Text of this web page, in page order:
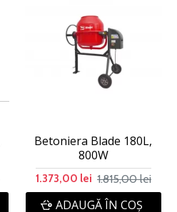
Betoniera Blade 180L,
800W
1.373,00 lei 1.815,00 lei
ADAUGĂ ÎN COŞ